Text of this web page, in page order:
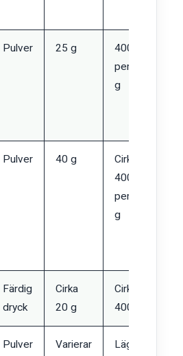
Pulver 25 g
400 kcal
per 100
g
Pulver 40 g
Cirka
400 kcal
per 100
g
Färdig
dryck
Cirka
20 g
Cirka
400 kcal
Pulver Varierar
Lägre